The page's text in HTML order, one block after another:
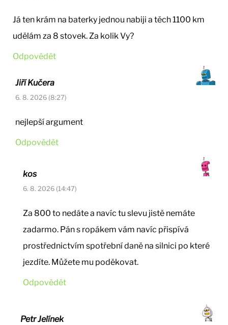
Já ten krám na baterky jednou nabiji a těch 1100 km
udělám za 8 stovek. Za kolik Vy?
Odpovědět
Jiří Kučera
6. 8. 2026 (8:27)
nejlepší argument
Odpovědět
kos
6. 8. 2026 (14:47)
Za 800 to nedáte a navíc tu slevu jistě nemáte
zadarmo. Pán s ropákem vám navíc přispívá
prostřednictvím spotřební daně na silnici po které
jezdíte. Můžete mu poděkovat.
Odpovědět
Petr Jelínek